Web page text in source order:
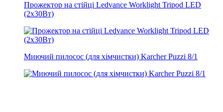
Прожектор на стійці Ledvance Worklight Tripod LED
(2х30Вт)
Миючий пилосос (для хімчистки) Karcher Puzzi 8/1